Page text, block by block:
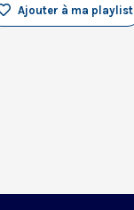
Ajouter à ma playlist